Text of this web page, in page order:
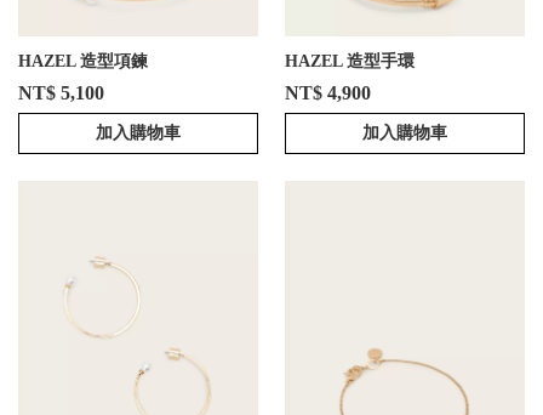
HAZEL 造型項鍊
NT$ 5,100
加入購物車
HAZEL 造型手環
NT$ 4,900
加入購物車